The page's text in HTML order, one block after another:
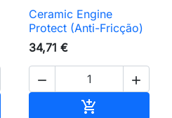
Ceramic Engine
Protect (Anti-Fricção)
34,71 €
 
